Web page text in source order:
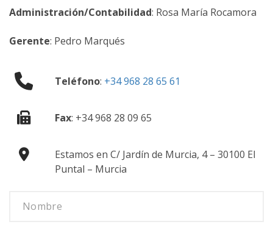
Administración/Contabilidad: Rosa María Rocamora
Gerente: Pedro Marqués
Teléfono: +34 968 28 65 61
Fax: +34 968 28 09 65
Estamos en C/ Jardín de Murcia, 4 – 30100 El
Puntal – Murcia